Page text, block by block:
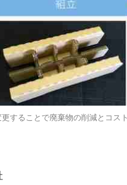
することで廃棄物の削減とコス